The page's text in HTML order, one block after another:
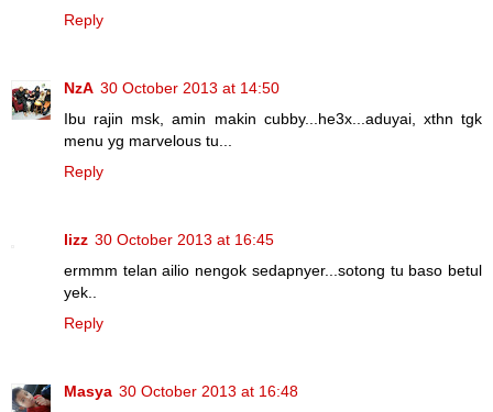
Reply
NzA 30 October 2013 at 14:50
Ibu rajin msk, amin makin cubby...he3x...aduyai, xthn tgk
menu yg marvelous tu...
Reply
lizz 30 October 2013 at 16:45
ermmm telan ailio nengok sedapnyer...sotong tu baso betul
yek..
Reply
Masya 30 October 2013 at 16:48